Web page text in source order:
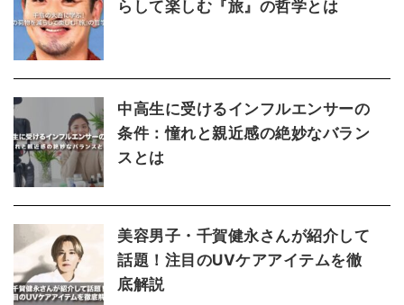
らして楽しむ『旅』の哲学とは
中高生に受けるインフルエンサーの
条件：憧れと親近感の絶妙なバラン
スとは
美容男子・千賀健永さんが紹介して
話題！注目のUVケアアイテムを徹
底解説